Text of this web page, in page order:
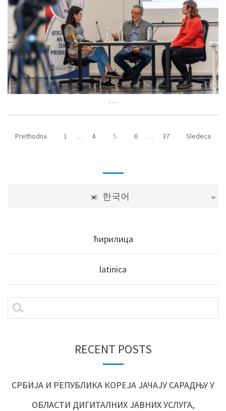
…
Prethodna 1 … 4 5 6 … 37 Sledeca
한국어
ћирилица
latinica
RECENT POSTS
СРБИЈА И РЕПУБЛИКА КОРЕЈА ЈАЧАЈУ САРАДЊУ У
ОБЛАСТИ ДИГИТАЛНИХ ЈАВНИХ УСЛУГА,